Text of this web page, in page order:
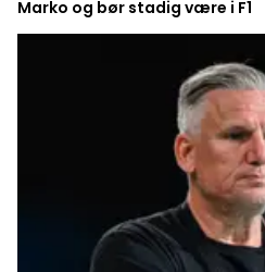
Marko og bør stadig være i F1